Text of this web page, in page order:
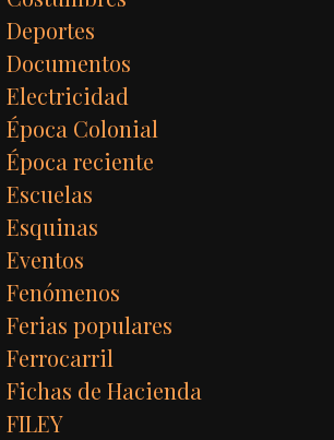
Deportes
Documentos
Electricidad
Época Colonial
Época reciente
Escuelas
Esquinas
Eventos
Fenómenos
Ferias populares
Ferrocarril
Fichas de Hacienda
FILEY